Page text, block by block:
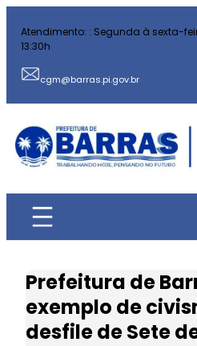
para
conteúdo
Atendimento: : Segunda à sexta-
13:30h
cgm@barras.pi.gov.br
Prefeitura de
exemplo de
desfile de Sete